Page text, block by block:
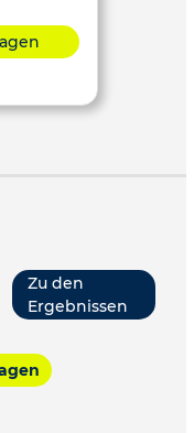
Zu den
Ergebnissen